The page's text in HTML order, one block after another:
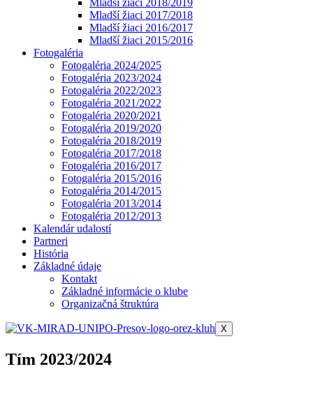
Mladší žiaci 2018/2019
Mladší žiaci 2017/2018
Mladší žiaci 2016/2017
Mladší žiaci 2015/2016
Fotogaléria
Fotogaléria 2024/2025
Fotogaléria 2023/2024
Fotogaléria 2022/2023
Fotogaléria 2021/2022
Fotogaléria 2020/2021
Fotogaléria 2019/2020
Fotogaléria 2018/2019
Fotogaléria 2017/2018
Fotogaléria 2016/2017
Fotogaléria 2015/2016
Fotogaléria 2014/2015
Fotogaléria 2013/2014
Fotogaléria 2012/2013
Kalendár udalostí
Partneri
História
Základné údaje
Kontakt
Základné informácie o klube
Organizačná štruktúra
X
Tím 2023/2024